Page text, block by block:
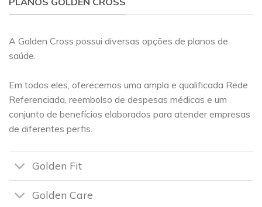
A Golden Cross possui diversas opções de planos de
saúde.
Em todos eles, oferecemos uma ampla e qualificada Rede
Referenciada, reembolso de despesas médicas e um
conjunto de benefícios elaborados para atender empresas
de diferentes perfis.
Golden Fit
Golden Care